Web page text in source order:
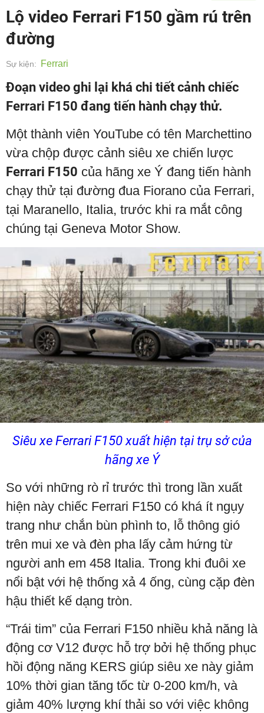
Lộ video Ferrari F150 gầm rú trên
đường
Sự kiện: Ferrari
Đoạn video ghi lại khá chi tiết cảnh chiếc
Ferrari F150 đang tiến hành chạy thử.
Một thành viên YouTube có tên Marchettino
vừa chộp được cảnh siêu xe chiến lược
Ferrari F150 của hãng xe Ý đang tiến hành
chạy thử tại đường đua Fiorano của Ferrari,
tại Maranello, Italia, trước khi ra mắt công
chúng tại Geneva Motor Show.
Siêuxe FerrariF150 xuất hiện tại trụ sở của
hãng xe Ý
So với những rò rỉ trước thì trong lần xuất
hiện này chiếc Ferrari F150 có khá ít ngụy
trang như chắn bùn phình to, lỗ thông gió
trên mui xe và đèn pha lấy cảm hứng từ
người anh em 458 Italia. Trong khi đuôi xe
nổi bật với hệ thống xả 4 ống, cùng cặp đèn
hậu thiết kế dạng tròn.
“Trái tim” của Ferrari F150 nhiều khả năng là
động cơ V12 được hỗ trợ bởi hệ thống phục
hồi động năng KERS giúp siêu xe này giảm
10% thời gian tăng tốc từ 0-200 km/h, và
giảm 40% lượng khí thải so với việc không